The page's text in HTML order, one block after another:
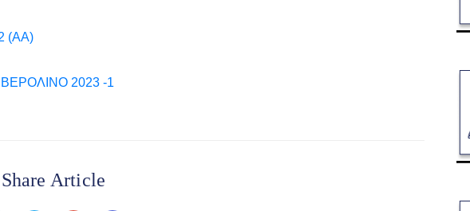
(ΑΑ)
2023 -1
Share Article